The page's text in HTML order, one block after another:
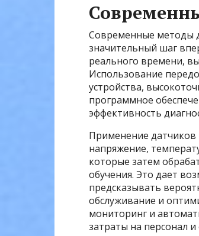
Современные методы
значительный шаг
реального времени,
Использование
устройства,
программное
эффективность
Применение
напряжение,
которые затем
обучения. Это дает
предсказывать
обслуживание и
мониторинг и
затраты на персонал